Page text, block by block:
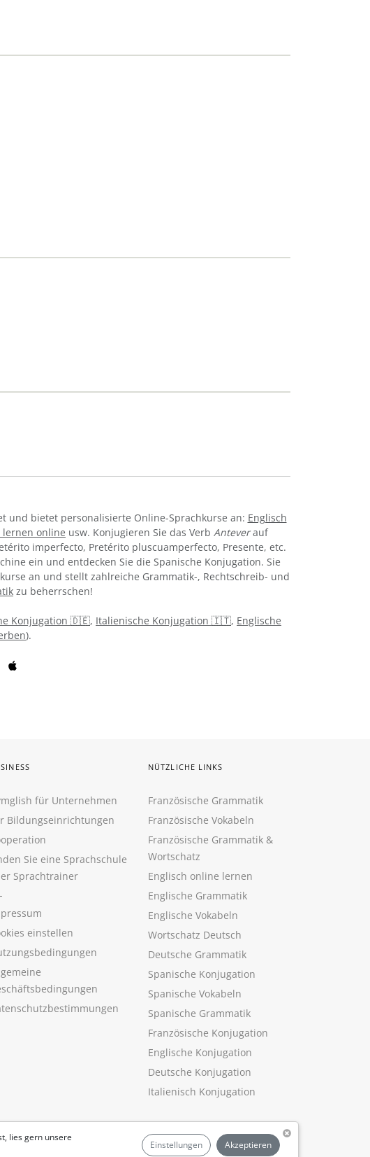
und bietet personalisierte Online-Sprachkurse an: Englisch
lernen online usw. Konjugieren Sie das Verb Anteverauf
imperfecto, Pretérito pluscuamperfecto, Presente, etc.
ein und entdecken Sie die Spanische Konjugation. Sie
an und stellt zahlreiche Grammatik-, Rechtschreib- und
zu beherrschen!
Konjugation 🇩🇪, Italienische Konjugation 🇮🇹, Englische
).
lies gern unsere
Einstellungen Akzeptieren
für Unternehmen
Bildungseinrichtungen
Sie eine Sprachschule
Sprachtrainer
einstellen
NÜTZLICHE LINKS
Französische Grammatik
Französische Vokabeln
Französische Grammatik &
Wortschatz
Englisch online lernen
Englische Grammatik
Englische Vokabeln
Wortschatz Deutsch
Deutsche Grammatik
Spanische Konjugation
Spanische Vokabeln
Spanische Grammatik
Französische Konjugation
Englische Konjugation
Deutsche Konjugation
Italienisch Konjugation